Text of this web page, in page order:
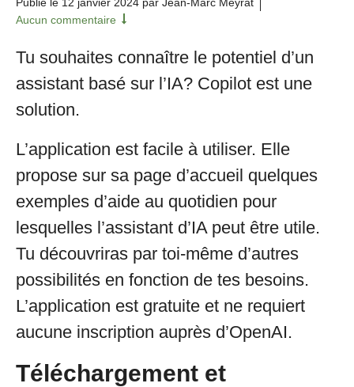
Aucun commentaire
Tu souhaites connaître le potentiel d’un
assistant basé sur l’IA? Copilot est une
solution.
L’application est facile à utiliser. Elle
propose sur sa page d’accueil quelques
exemples d’aide au quotidien pour
lesquelles l’assistant d’IA peut être utile.
Tu découvriras par toi-même d’autres
possibilités en fonction de tes besoins.
L’application est gratuite et ne requiert
aucune inscription auprès d’OpenAI.
Téléchargement et